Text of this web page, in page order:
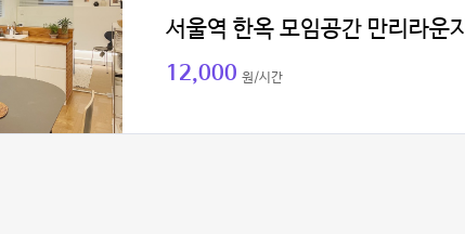
서울역 한옥 모임공간 만리라운지
12,000 원/시간